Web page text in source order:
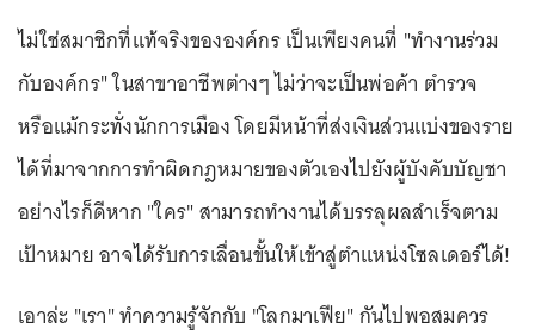
ไม่ใช่สมาชิกที่แท้จริงขององค์กร เป็นเพียงคนที่ "ทำงานร่วม
กับองค์กร" ในสาขาอาชีพต่างๆ ไม่ว่าจะเป็นพ่อค้า ตำรวจ
หรือแม้กระทั่งนักการเมือง โดยมีหน้าที่ส่งเงินส่วนแบ่งของราย
ได้ที่มาจากการทำผิดกฎหมายของตัวเองไปยังผู้บังคับบัญชา
อย่างไรก็ดีหาก "ใคร" สามารถทำงานได้บรรลุผลสำเร็จตาม
เป้าหมาย อาจได้รับการเลื่อนขั้นให้เข้าสู่ตำแหน่งโซลเดอร์ได้!
เอาล่ะ "เรา" ทำความรู้จักกับ "โลกมาเฟีย" กันไปพอสมควร